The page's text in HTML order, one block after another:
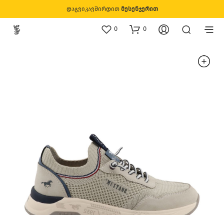
დაგვიკავშირდით მესენჯერით
0 0